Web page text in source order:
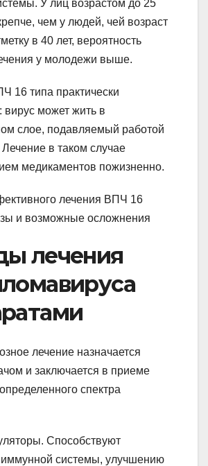
У лиц возрастом до 25
чем у людей, чей возраст
в 40 лет, вероятность
у молодежи выше.
16 типа практически
вирус может жить в
слое, подавляемый работой
в таком случае
медикаментов пожизненно.
лечения
лечение назначается
и заключается в приеме
спектра
Способствуют
системы, улучшению